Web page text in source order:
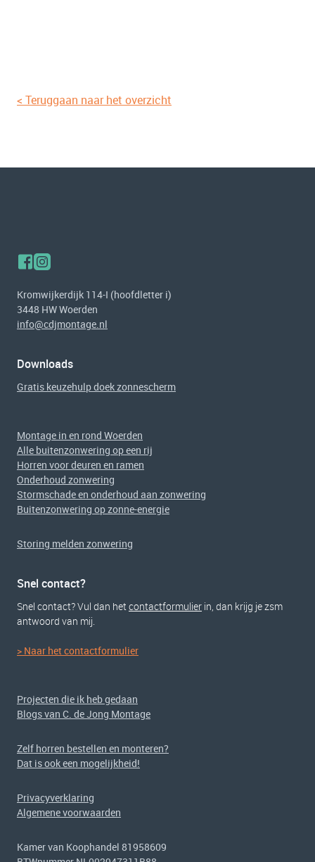
< Teruggaan naar het overzicht
Kromwijkerdijk 114-I (hoofdletter i)
3448 HW Woerden
info@cdjmontage.nl
Downloads
Gratis keuzehulp doek zonnescherm
Montage in en rond Woerden
Alle buitenzonwering op een rij
Horren voor deuren en ramen
Onderhoud zonwering
Stormschade en onderhoud aan zonwering
Buitenzonwering op zonne-energie
Storing melden zonwering
Snel contact?
Snel contact? Vul dan hetcontactformulier in, dan krijg je zsm
antwoord van mij.
> Naar het contactformulier
Projecten die ik heb gedaan
Blogs van C. de Jong Montage
Zelf horren bestellen en monteren?
Dat is ook een mogelijkheid!
Privacyverklaring
Algemene voorwaarden
Kamer van Koophandel 81958609